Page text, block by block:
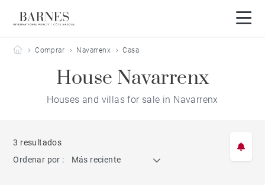
Barnes Côte Basque
Comprar Navarrenx Casa
House Navarrenx
Houses and villas for sale in Navarrenx
3 resultados
Ordenar por :
Más reciente